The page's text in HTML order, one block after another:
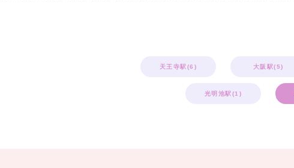
天王寺駅(6) 大阪駅(5)
光明池駅(1)